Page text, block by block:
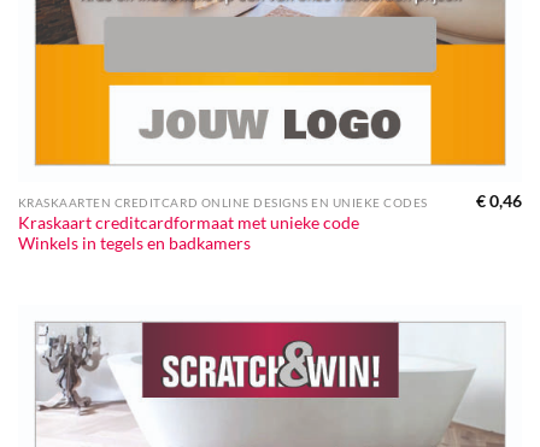
KRASKAARTEN CREDITCARD ONLINE DESIGNS EN UNIEKE CODES
Kraskaart creditcardformaat met unieke code
Winkels in tegels en badkamers
€0,46